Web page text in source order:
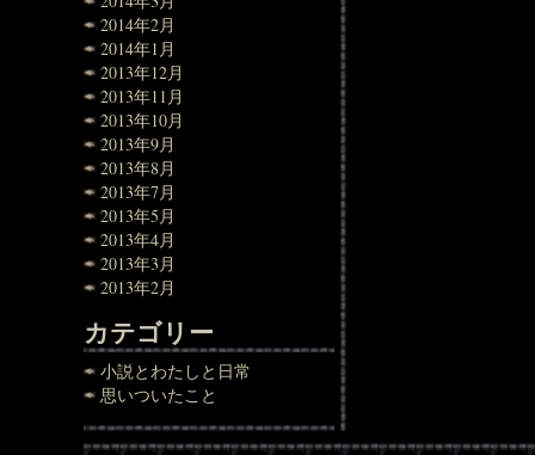
2014年2月
2014年1月
2013年12月
2013年11月
2013年10月
2013年9月
2013年8月
2013年7月
2013年5月
2013年4月
2013年3月
2013年2月
カテゴリー
小説とわたしと日常
思いついたこと